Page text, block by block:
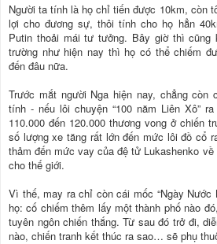
Người ta tính là họ chỉ tiến được 10km, còn
lợi cho đương sự, thôi tính cho họ hẳn
Putin thoải mái tư tưởng. Bây giờ thì cũng
trường như hiện nay thì họ có thể chiếm
đến đâu nữa.
Trước mắt người Nga hiện nay, chẳng còn
tính - nếu lôi chuyện “100 năm Liên Xô”
110.000 đến 120.000 thương vong ở chiến
số lượng xe tăng rất lớn đến mức lôi đồ cổ
thảm đến mức vay của đệ tử Lukashenko
cho thế giới.
Vì thế, may ra chỉ còn cái mốc “Ngày Nước
họ: cố chiếm thêm lấy một thành phố nào
tuyên ngôn chiến thắng. Từ sau đó trở đi,
nào, chiến tranh kết thúc ra sao… sẽ phụ